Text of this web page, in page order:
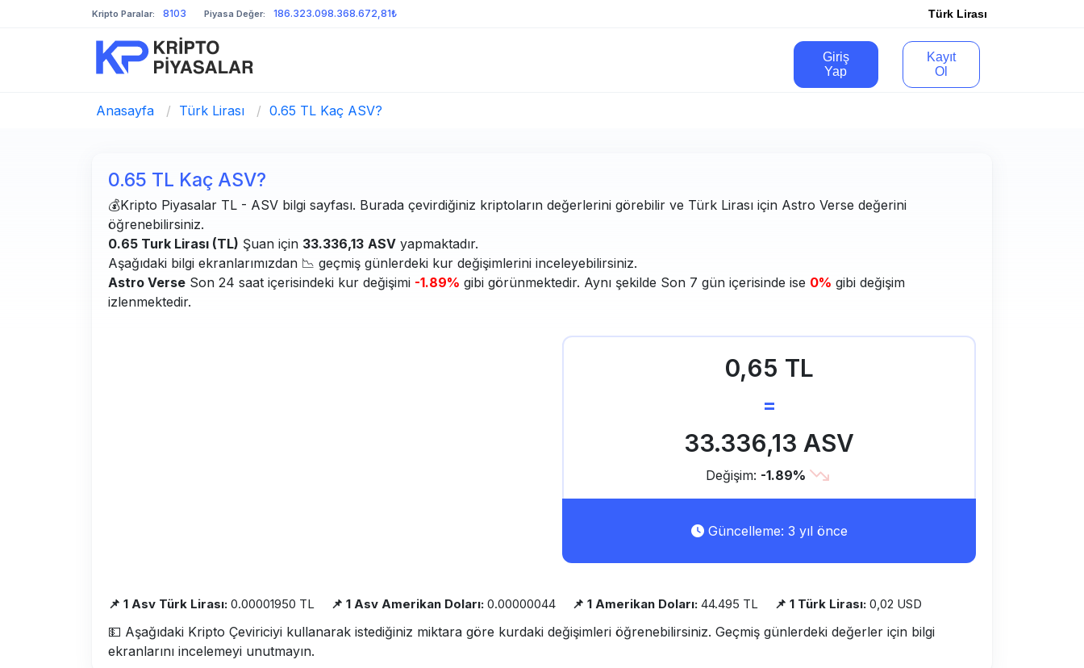
Kripto Paralar: 8103 Piyasa Değer: 186.323.098.368.672,81₺ Türk Lirası
Giriş
Yap
Kayıt
Ol
Anasayfa / Türk Lirası / 0.65 TL Kaç ASV?
0.65 TL Kaç ASV?
💰Kripto Piyasalar TL - ASV bilgi sayfası. Burada çevirdiğiniz kriptoların değerlerini görebilir ve Türk Lirası için Astro Verse değerini
öğrenebilirsiniz.
0.65 Turk Lirası (TL) Şuan için 33.336,13 ASV yapmaktadır.
Aşağıdaki bilgi ekranlarımızdan 📉 geçmiş günlerdeki kur değişimlerini inceleyebilirsiniz.
Astro Verse Son 24 saat içerisindeki kur değişimi -1.89% gibi görünmektedir. Aynı şekilde Son 7 gün içerisinde ise 0% gibi değişim
izlenmektedir.
0,65 TL
=
33.336,13 ASV
Değişim: -1.89%
Güncelleme: 3 yıl önce
📌 1 Asv Türk Lirası: 0.00001950 TL 📌 1 Asv Amerikan Doları: 0.00000044 📌 1 Amerikan Doları: 44.495 TL 📌 1 Türk Lirası: 0,02 USD
💵 Aşağıdaki Kripto Çeviriciyi kullanarak istediğiniz miktara göre kurdaki değişimleri öğrenebilirsiniz. Geçmiş günlerdeki değerler için bilgi
ekranlarını incelemeyi unutmayın.